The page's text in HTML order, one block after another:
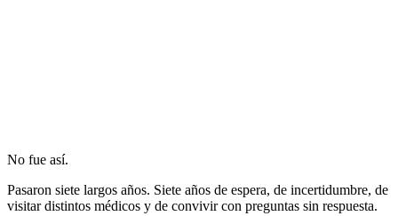
No fue así.
Pasaron siete largos años. Siete años de espera, de incertidumbre, de
visitar distintos médicos y de convivir con preguntas sin respuesta.